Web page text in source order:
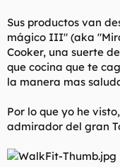
Sus productos van
mágico III" (aka
Cooker, una suerte
que cocina que te
la manera mas
Por lo que yo he
admirador del gran